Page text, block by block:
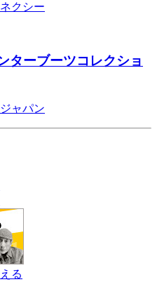
クシー
ターブーツコレクショ
ャパン